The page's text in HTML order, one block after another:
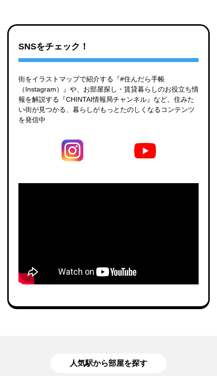
SNSをチェック！
街をイラストマップで紹介する『#住んだら手帳
（Instagram）』や、お部屋探し・賃貸暮らしのお役立ち情
報を解説する『CHINTAI情報局チャンネル』など、住みた
い街が見つかる、暮らしがもっとたのしくなるコンテンツ
を発信中
人気駅から部屋を探す